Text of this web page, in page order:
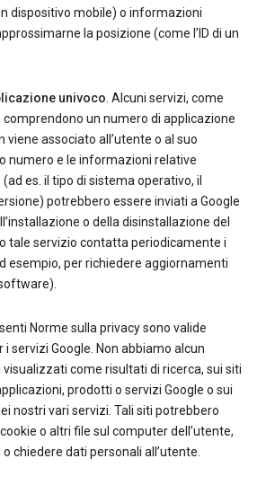
dispositivo mobile) o informazioni
la posizione (come l’ID di un
univoco . Alcuni servizi, come
comprendono un numero di applicazione
viene associato all’utente o al suo
numero e le informazioni relative
es. il tipo di sistema operativo, il
potrebbero essere inviati a Google
o della disinstallazione del
tale servizio contatta periodicamente i
esempio, per richiedere aggiornamenti
Norme sulla privacy sono valide
servizi Google. Non abbiamo alcun
come risultati di ricerca, sui siti
prodotti o servizi Google o sui
nostri vari servizi. Tali siti potrebbero
o altri file sul computer dell’utente,
chiedere dati personali all’utente.